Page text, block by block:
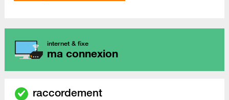
internet & fixe
ma connexion
raccordement